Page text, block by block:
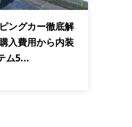
ングカー徹底解
入費用から内装
ム5...